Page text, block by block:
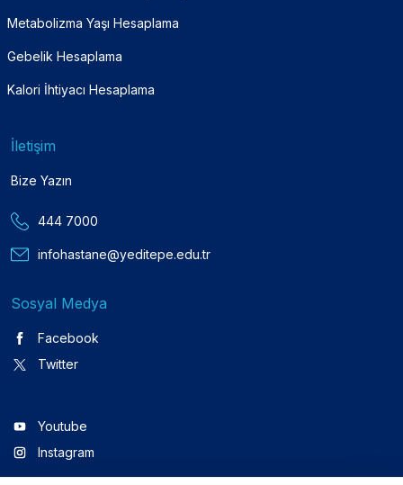
Metabolizma Yaşı Hesaplama
Gebelik Hesaplama
Kalori İhtiyacı Hesaplama
İletişim
Bize Yazın
444 7000
infohastane@yeditepe.edu.tr
Sosyal Medya
Facebook
Twitter
Youtube
Instagram